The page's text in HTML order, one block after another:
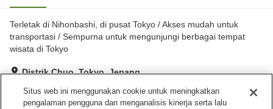
Terletak di Nihonbashi, di pusat Tokyo / Akses mudah untuk
transportasi / Sempurna untuk mengunjungi berbagai tempat
wisata di Tokyo
Distrik Chuo, Tokyo, Jepang
Baik Ulasan:146
Situs web ini menggunakan cookie untuk meningkatkan
pengalaman pengguna dan menganalisis kinerja serta lalu